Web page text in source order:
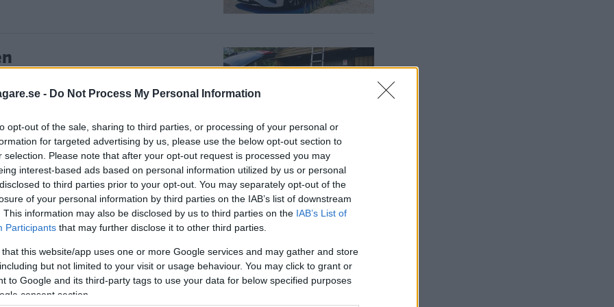
- Do Not Process My Personal Information
opt-out of the sale, sharing to third parties, or processing of your personal or
for targeted advertising by us, please use the below opt-out section to
selection. Please note that after your opt-out request is processed you may
interest-based ads based on personal information utilized by us or personal
to third parties prior to your opt-out. You may separately opt-out of the
of your personal information by third parties on the IAB’s list of downstream
This information may also be disclosed by us to third parties on the IAB’s List of
Participants that may further disclose it to other third parties.
that this website/app uses one or more Google services and may gather and store
but not limited to your visit or usage behaviour. You may click to grant or
to Google and its third-party tags to use your data for below specified purposes
consent section.
stegar kan du skippa takräcket
köper. Två stegar har brister som
komfort till lågt pris låter som du
ruskar dig vaken.